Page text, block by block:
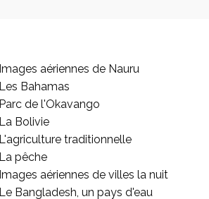
Images aériennes de Nauru
Les Bahamas
Parc de l'Okavango
La Bolivie
L'agriculture traditionnelle
La pêche
Images aériennes de villes la nuit
Le Bangladesh, un pays d'eau